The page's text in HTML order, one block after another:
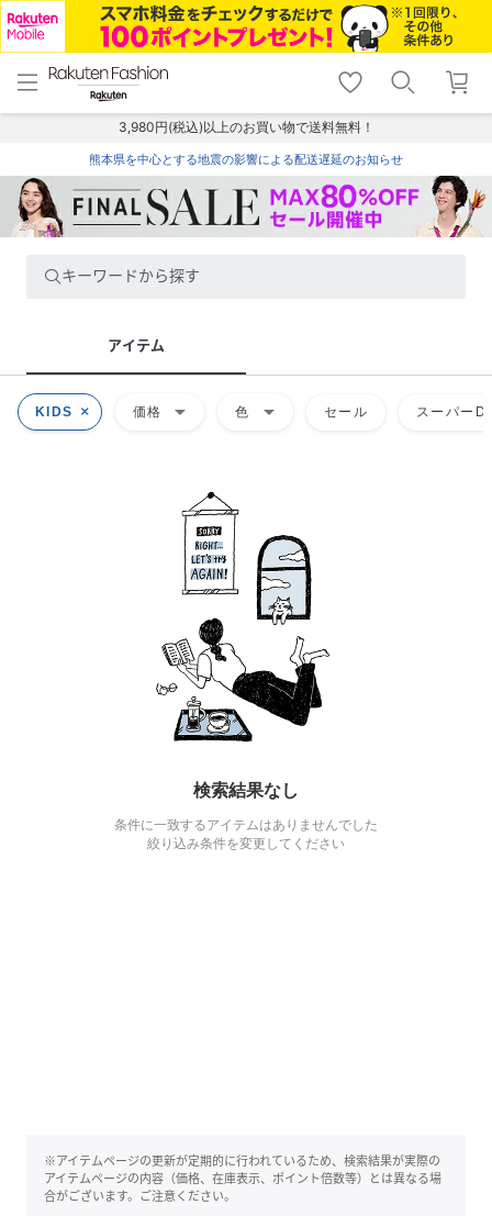
menu home
トップ
shopping_cart lock_outline
ログイン
3,980円(税込)以上のお買い物で送料無料！
熊本県を中心とする地震の影響による配送遅延のお知らせ
キーワードから探す
アイテム
KIDS 価格 arrow_drop_down 色 arrow_drop_down セール スーパー
検索結果なし
条件に一致するアイテムはありませんでした
絞り込み条件を変更してください
※アイテムページの更新が定期的に行われているため、検索結果が実際の
アイテムページの内容（価格、在庫表示、ポイント倍数等）とは異なる場
合がございます。ご注意ください。